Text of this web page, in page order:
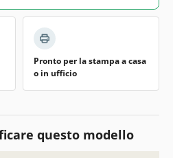
Pronto per la stampa a casa
o in ufficio
questo modello